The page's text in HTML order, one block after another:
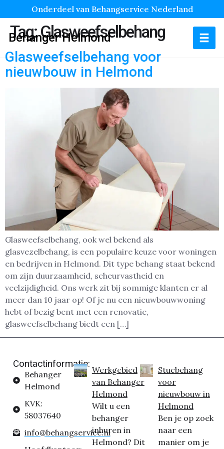
Onderdeel van Behangservice Nederland
Behanger Helmond
Tag:Glasweefselbehang
Glasweefselbehang voor
nieuwbouw in Helmond
Glasweefselbehang, ook wel bekend als
glasvezelbehang, is een populaire keuze voor woningen
en bedrijven in Helmond. Dit type behang staat bekend
om zijn duurzaamheid, scheurvastheid en
veelzijdigheid. Ons werk zit bij sommige klanten er al
meer dan 10 jaar op! Of je nu een nieuwbouwwoning
hebt of bezig bent met een renovatie,
glasweefselbehang biedt een […]
Contactinformatie:
Behanger
Helmond
KVK:
58037640
info@behangservice.nl
Werkgebied
van Behanger
Helmond
Wilt u een
behanger
inhuren in
Helmond? Dit
Stucbehang
voor
nieuwbouw in
Helmond
Ben je op zoek
naar een
manier om je